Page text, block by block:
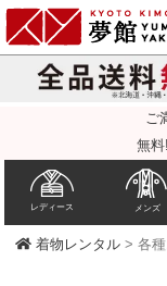
ご
無
レディース メンズ
着物レンタル> 各種